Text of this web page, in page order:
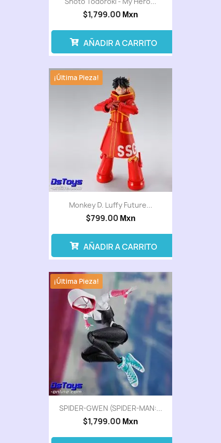
$1,799.00 Mxn
AÑADIR A CARRITO
Monkey D. Luffy Future...
$799.00 Mxn
¡Última Pieza!
AÑADIR A CARRITO
SPIDER-GWEN (SPIDER-MAN:...
$1,799.00 Mxn
¡Última Pieza!